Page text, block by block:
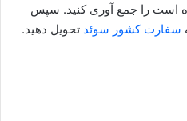
است را جمع آوری کنید. سپس
سفارت کشور سوئد تحویل دهید.